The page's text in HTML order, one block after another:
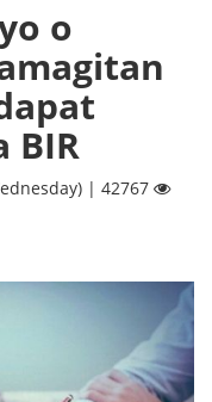
o
BIR
| 42767